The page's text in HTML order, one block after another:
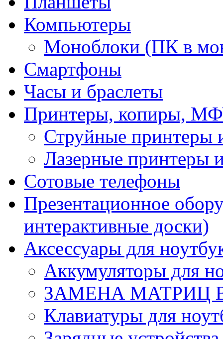
Компьютеры
Моноблоки (ПК в
Смартфоны
Часы и браслеты
Принтеры, копиры,
Струйные
Лазерные
Сотовые телефоны
Презентационное
интерактивные доски)
Аксессуары для
Аккумуляторы для
ЗАМЕНА МАТРИЦ
Клавиатуры для